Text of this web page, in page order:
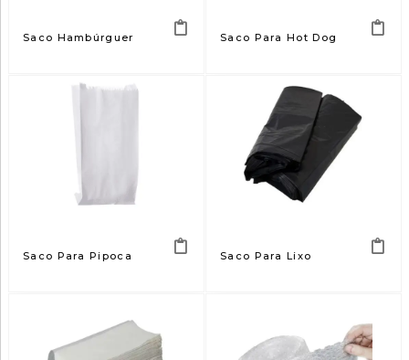
Saco Hambúrguer Saco Para Hot Dog
Saco Para Pipoca Saco Para Lixo